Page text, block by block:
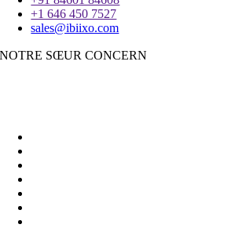
+1 646 450 7527
sales@ibiixo.com
NOTRE SŒUR CONCERN